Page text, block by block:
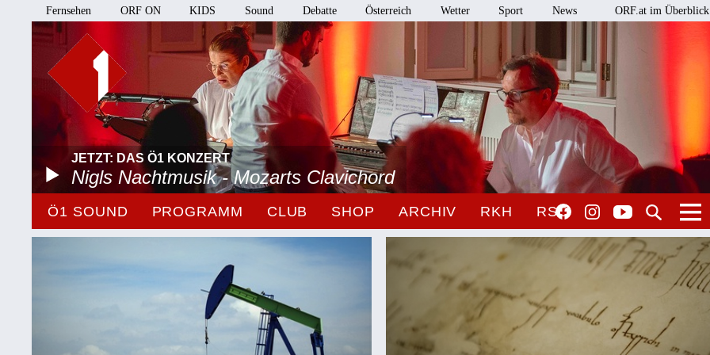
Fernsehen ORF ON KIDS Sound Debatte Österreich Wetter Sport News ORF.at im Überblick
JETZT: DAS Ö1 KONZERT
Nigls Nachtmusik - Mozarts Clavichord
Ö1 SOUND PROGRAMM CLUB SHOP ARCHIV RKH RSO